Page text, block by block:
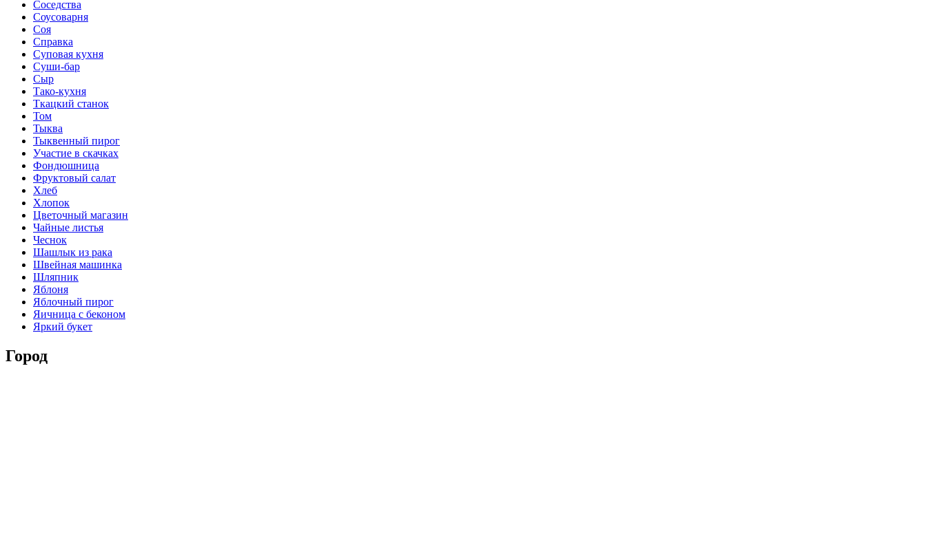
Соседства
Соусоварня
Соя
Справка
Суповая кухня
Суши-бар
Сыр
Тако-кухня
Ткацкий станок
Том
Тыква
Тыквенный пирог
Участие в скачках
Фондюшница
Фруктовый салат
Хлеб
Хлопок
Цветочный магазин
Чайные листья
Чеснок
Шашлык из рака
Швейная машинка
Шляпник
Яблоня
Яблочный пирог
Яичница с беконом
Яркий букет
Город